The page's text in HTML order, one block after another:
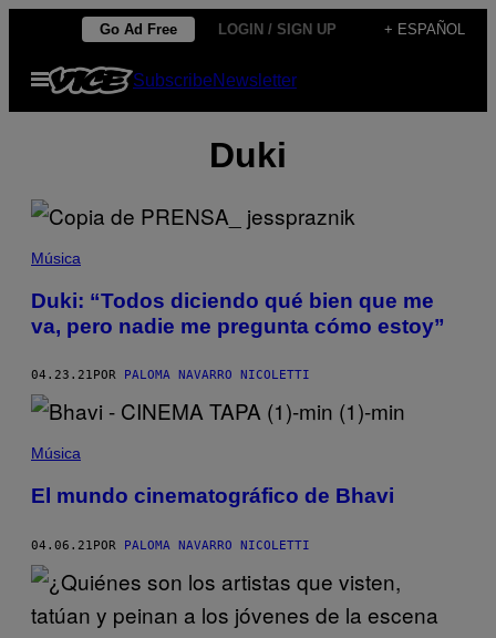
contenido
Go Ad Free LOGIN / SIGN UP + ESPAÑOL
Abrir
Menú
SubscribeNewsletter
Duki
Música
Duki: “Todos diciendo qué bien que me
va, pero nadie me pregunta cómo estoy”
04.23.21 POR PALOMA NAVARRO NICOLETTI
Música
El mundo cinematográfico de Bhavi
04.06.21POR PALOMA NAVARRO NICOLETTI